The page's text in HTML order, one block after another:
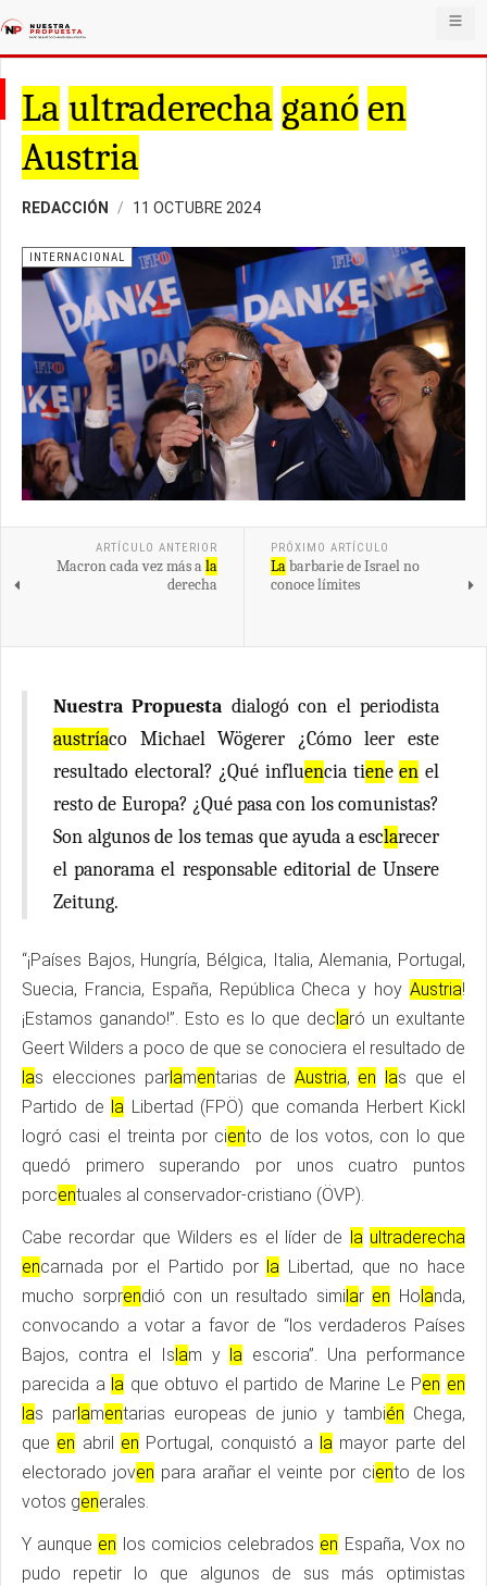
Laultraderecha ganó en
Austria
REDACCIÓN 11 OCTUBRE 2024
INTERNACIONAL
ARTÍCULO ANTERIOR
Macron cada vez más a la
derecha
PRÓXIMO ARTÍCULO
Labarbarie de Israel no
conoce límites
Nuestra Propuesta dialogó con el periodista
austríaco Michael Wögerer ¿Cómo leer este
resultado electoral? ¿Qué influencia tieneen el
resto de Europa? ¿Qué pasa con los comunistas?
Son algunos de los temas que ayuda a esclarecer
el panorama el responsable editorial de Unsere
Zeitung.
“¡Países Bajos, Hungría, Bélgica, Italia, Alemania, Portugal,
Suecia, Francia, España, República Checa y hoy Austria!
¡Estamos ganando!”. Esto es lo que declaró un exultante
Geert Wilders a poco de que se conociera el resultado de
las elecciones parlamentarias de Austria, en las que el
Partido de la Libertad (FPÖ) que comanda Herbert Kickl
logró casi el treinta por ciento de los votos, con lo que
quedó primero superando por unos cuatro puntos
porcentuales al conservador-cristiano (ÖVP).
Cabe recordar que Wilders es el líder de la ultraderecha
encarnada por el Partido por la Libertad, que no hace
mucho sorprendió con un resultado similar en Holanda,
convocando a votar a favor de “los verdaderos Países
Bajos, contra el Islam y la escoria”. Una performance
parecida a la que obtuvo el partido de Marine Le Pen en
las parlamentarias europeas de junio y también Chega,
que en abril en Portugal, conquistó a la mayor parte del
electorado joven para arañar el veinte por ciento de los
votos generales.
Y aunque en los comicios celebrados en España, Vox no
pudo repetir lo que algunos de sus más optimistas